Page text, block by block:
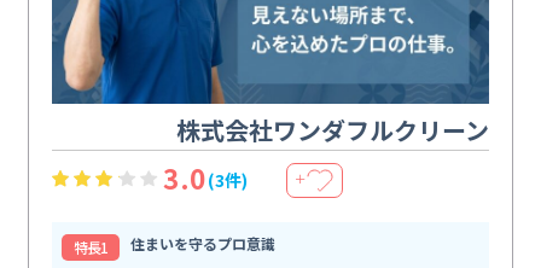
株式会社ワンダフルクリーン
3.0(3件) ＋
特⻑1
住まいを守るプロ意識